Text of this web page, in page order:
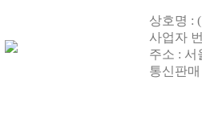
상호명 :
사업자
주소 : 서
통신판